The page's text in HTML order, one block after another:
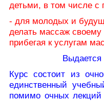
детьми, в том числе с
- для молодых и
делать массаж своему
прибегая к услугам
Выдается
Курс состоит из
единственный
помимо очных